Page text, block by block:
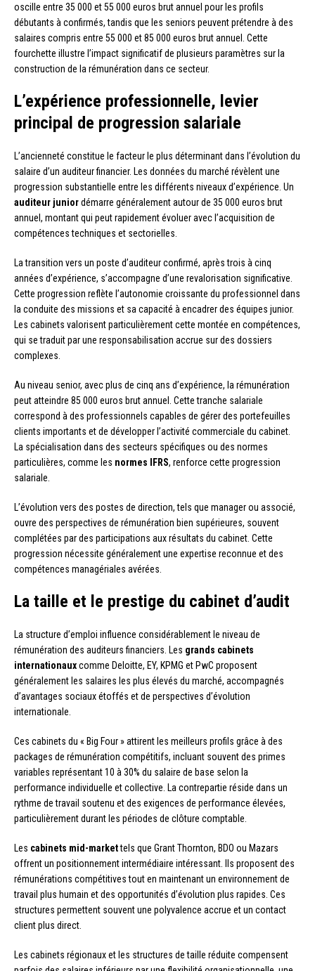
oscille entre 35 000 et 55 000 euros brut annuel pour les profils
débutants à confirmés, tandis que les seniors peuvent prétendre à des
salaires compris entre 55 000 et 85 000 euros brut annuel. Cette
fourchette illustre l’impact significatif de plusieurs paramètres sur la
construction de la rémunération dans ce secteur.
L’expérience professionnelle, levier
principal de progression salariale
L’ancienneté constitue le facteur le plus déterminant dans l’évolution du
salaire d’un auditeur financier. Les données du marché révèlent une
progression substantielle entre les différents niveaux d’expérience. Un
auditeur juniordémarre généralement autour de 35 000 euros brut
annuel, montant qui peut rapidement évoluer avec l’acquisition de
compétences techniques et sectorielles.
La transition vers un poste d’auditeur confirmé, après trois à cinq
années d’expérience, s’accompagne d’une revalorisation significative.
Cette progression reflète l’autonomie croissante du professionnel dans
la conduite des missions et sa capacité à encadrer des équipes junior.
Les cabinets valorisent particulièrement cette montée en compétences,
qui se traduit par une responsabilisation accrue sur des dossiers
complexes.
Au niveau senior, avec plus de cinq ans d’expérience, la rémunération
peut atteindre 85 000 euros brut annuel. Cette tranche salariale
correspond à des professionnels capables de gérer des portefeuilles
clients importants et de développer l’activité commerciale du cabinet.
La spécialisation dans des secteurs spécifiques ou des normes
particulières, comme les normes IFRS, renforce cette progression
salariale.
L’évolution vers des postes de direction, tels que manager ou associé,
ouvre des perspectives de rémunération bien supérieures, souvent
complétées par des participations aux résultats du cabinet. Cette
progression nécessite généralement une expertise reconnue et des
compétences managériales avérées.
La taille et le prestige du cabinet d’audit
La structure d’emploi influence considérablement le niveau de
rémunération des auditeurs financiers. Les grands cabinets
internationauxcomme Deloitte, EY, KPMG et PwC proposent
généralement les salaires les plus élevés du marché, accompagnés
d’avantages sociaux étoffés et de perspectives d’évolution
internationale.
Ces cabinets du « Big Four » attirent les meilleurs profils grâce à des
packages de rémunération compétitifs, incluant souvent des primes
variables représentant 10 à 30% du salaire de base selon la
performance individuelle et collective. La contrepartie réside dans un
rythme de travail soutenu et des exigences de performance élevées,
particulièrement durant les périodes de clôture comptable.
Les cabinets mid-markettels que Grant Thornton, BDO ou Mazars
offrent un positionnement intermédiaire intéressant. Ils proposent des
rémunérations compétitives tout en maintenant un environnement de
travail plus humain et des opportunités d’évolution plus rapides. Ces
structures permettent souvent une polyvalence accrue et un contact
client plus direct.
Les cabinets régionaux et les structures de taille réduite compensent